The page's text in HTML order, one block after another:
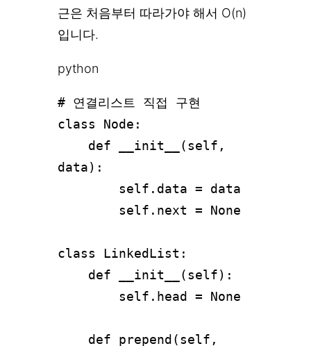
근은 처음부터 따라가야 해서 O(n)
입니다.
python
# 연결리스트 직접 구현
class Node:
data):
class LinkedList: